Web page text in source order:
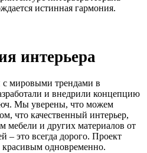
истинная гармония.
интерьера
с мировыми трендами в
и внедрили концепцию
Мы уверены, что можем
что качественный интерьер,
мебели и других материалов от
– это всегда дорого. Проект
одновременно.